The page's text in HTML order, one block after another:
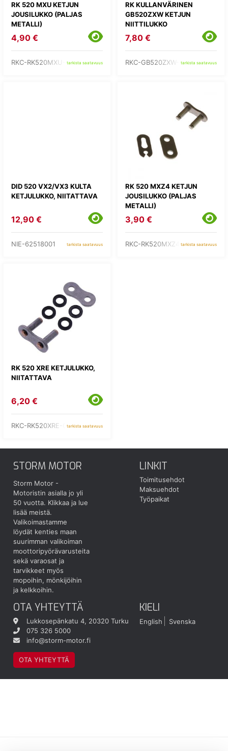
RK 520 MXU KETJUN
JOUSILUKKO (PALJAS
METALLI)
4,90 €
RKC-RK520MXU-CLtarkista saatavuus
RK KULLANVÄRINEN
GB520ZXW KETJUN
NIITTILUKKO
7,80 €
RKC-GB520ZXW-CLFtarkista saatavuus
DID 520 VX2/VX3 KULTA
KETJULUKKO, NIITATTAVA
12,90 €
NIE-62518001 tarkista saatavuus
RK 520 MXZ4 KETJUN
JOUSILUKKO (PALJAS
METALLI)
3,90 €
RKC-RK520MXZ4-CLtarkista saatavuus
RK 520 XRE KETJULUKKO,
NIITATTAVA
6,20 €
RKC-RK520XRE-CLFtarkista saatavuus
STORM MOTOR
Storm Motor -
Motoristin asialla jo yli
50 vuotta. Klikkaa ja lue
lisää meistä.
Valikoimastamme
löydät kenties maan
suurimman valikoiman
moottoripyörävarusteita
sekä varaosat ja
tarvikkeet myös
mopoihin, mönkijöihin
ja kelkkoihin.
LINKIT
Toimitusehdot
Maksuehdot
Työpaikat
OTA YHTEYTTÄ
Lukkosepänkatu 4, 20320 Turku
075 326 5000
info@storm-motor.fi
OTA YHTEYTTÄ
KIELI
English Svenska